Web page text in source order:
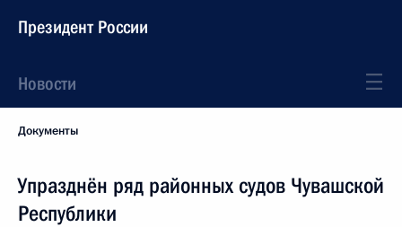
Президент России
Новости
Документы
Упразднён ряд районных судов Чувашской
Республики